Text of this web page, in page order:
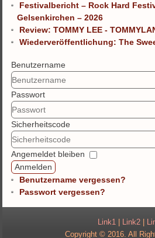
Festivalbericht – Rock Hard
Gelsenkirchen – 2026
Review: TOMMY LEE -
Wiederveröffentlichung: The
Benutzername
Passwort
Sicherheitscode
Angemeldet bleiben
Anmelden
Benutzername vergessen?
Passwort vergessen?
Link1| Link2|
Copyright © 2016. All